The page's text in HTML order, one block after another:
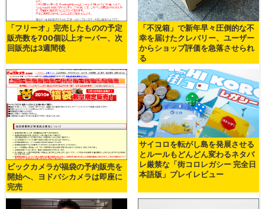
「フリーオ」完売したものの予定
販売数を700個以上オーバー、次
回販売は3週間後
「不況箱」で新年早々圧倒的な不
幸を届けたクレバリー、ユーザー
からショップ評価を急落させられ
る
ビックカメラが福袋の予約販売を
開始へ、ヨドバシカメラは即座に
完売
サイコロを転がし島を発展させる
とルールもどんどん変わるネタバ
レ厳禁な「街コロレガシー 完全日
本語版」プレイレビュー